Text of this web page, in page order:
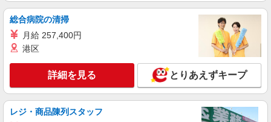
キープ 詳細を見る
正社員 職業紹介
株式会社リオン
半導体の製造スタッフ
月給245,000円〜280,000円（経験・能力によ
る）
総合病院の清掃
月給 257,400円
港区
詳細を見る とりあえずキープ
レジ・商品陳列スタッフ